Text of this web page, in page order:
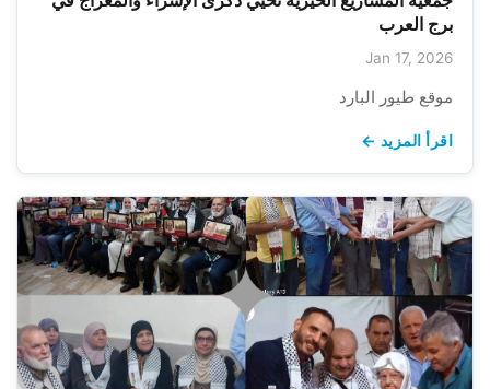
برج العرب
Jan 17, 2026
موقع طيور البارد
اقرأ المزيد ←